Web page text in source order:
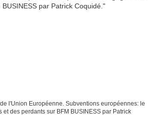
l'Union Européenne. Subventions européennes: le
et des perdants sur BFM BUSINESS par Patrick